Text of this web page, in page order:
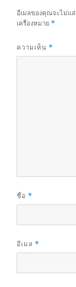
อีเมลของคุณจะไม่แ
เครื่องหมาย *
ความเห็น *
ชื่อ *
อีเมล *